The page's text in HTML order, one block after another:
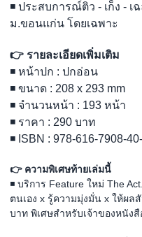
◾ ประสบการณ์ติว - เก็ง -
ม.ขอนแก่น โดยเฉพาะ
👉 รายละเอียดเพิ่มเติม
◾ หน้าปก : ปกอ่อน
◾ ขนาด : 208 x 293 mm
◾ จำนวนหน้า : 193 หน้า
◾ ราคา : 290 บาท
◾ ISBN : 978-616-7908-
👉 ความพิเศษท้ายเล่มนี้
◾ บริการ Feature ใหม่ The
ตนเอง x รู้ความมุ่งมั่น x ให้ผล
บาท พิเศษสำหรับเจ้าของหนัง